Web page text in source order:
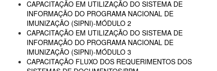
CAPACITAÇÃO EM UTILIZAÇÃO DO SISTEMA DE
INFORMAÇÃO DO PROGRAMA NACIONAL DE
IMUNIZAÇÃO (SIPNI)-MÓDULO 2
CAPACITAÇÃO EM UTILIZAÇÃO DO SISTEMA DE
INFORMAÇÃO DO PROGRAMA NACIONAL DE
IMUNIZAÇÃO (SIPNI)-MÓDULO 3
CAPACITAÇÃO FLUXO DOS REQUERIMENTOS DOS